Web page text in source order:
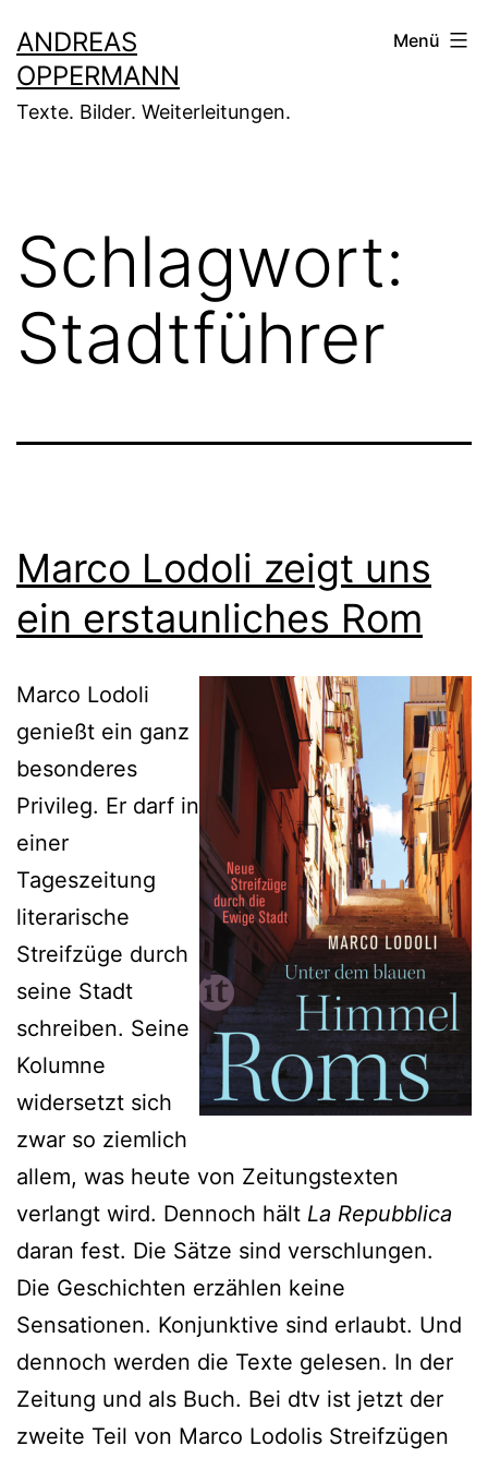
Inhalt
springen
ANDREAS
OPPERMANN
Texte. Bilder. Weiterleitungen.
Menü
Schlagwort:
Stadtführer
Marco Lodoli zeigt uns
ein erstaunliches Rom
Marco Lodoli
genießt ein ganz
besonderes
Privileg. Er darf in
einer
Tageszeitung
literarische
Streifzüge durch
seine Stadt
schreiben. Seine
Kolumne
widersetzt sich
zwar so ziemlich
allem, was heute von Zeitungstexten
verlangt wird. Dennoch hält La Repubblica
daran fest. Die Sätze sind verschlungen.
Die Geschichten erzählen keine
Sensationen. Konjunktive sind erlaubt. Und
dennoch werden die Texte gelesen. In der
Zeitung und als Buch. Bei dtv ist jetzt der
zweite Teil von Marco Lodolis Streifzügen